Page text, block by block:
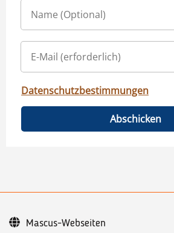
Datenschutzbestimmungen
Abschicken
Mascus-Webseiten